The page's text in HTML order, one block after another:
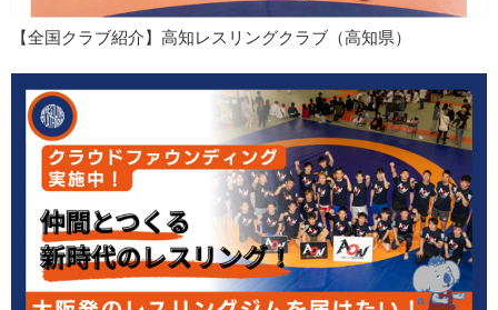
【全国クラブ紹介】高知レスリングクラブ（高知県）